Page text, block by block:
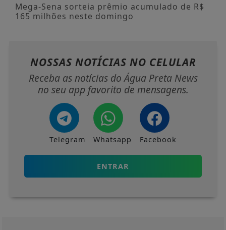
Mega-Sena sorteia prêmio acumulado de R$
165 milhões neste domingo
NOSSAS NOTÍCIAS NO CELULAR
Receba as notícias do Água Preta News
no seu app favorito de mensagens.
Telegram Whatsapp Facebook
ENTRAR